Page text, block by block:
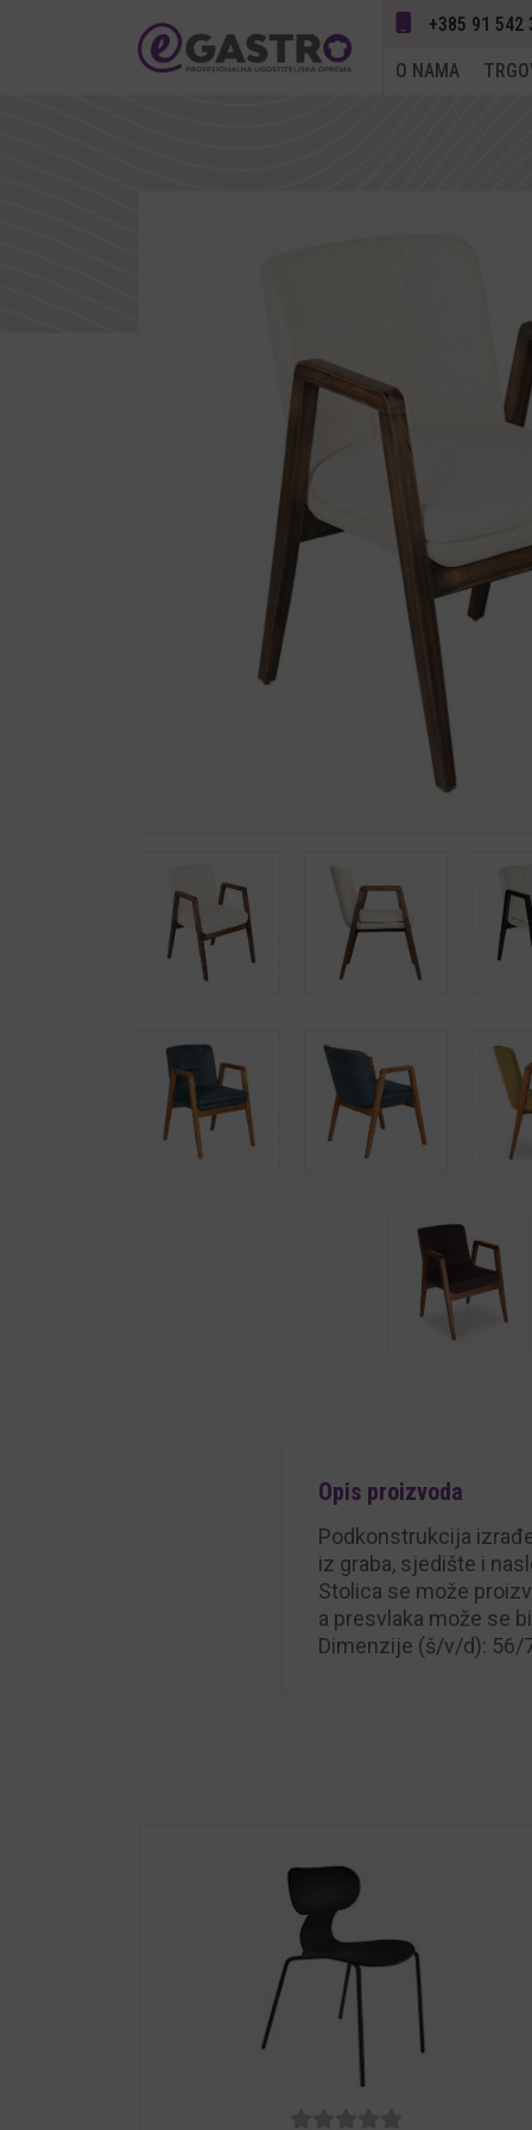
+385 91 542
O NAMA
Opis proizvoda
Podkonstrukcija
iz graba, sjedište i
Stolica se može
a presvlaka može se
Dimenzije (š/v/d): 56/